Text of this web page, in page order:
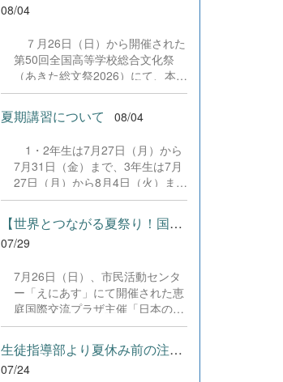
08/04
７月26日（日）から開催された
第50回全国高等学校総合文化祭
（あきた総文祭2026）にて、本校
演劇部が「優良賞」及び「舞台美
術賞」を受賞いたしました。大会
当日は、本校の部員たちもこれま
分に発揮し、堂々と舞台に立ちま
した。緊張感のある全国の舞台に
おいて、一人一人が役割を果た
し、心を込めた演技と表現を披露
することができました。 また、
今回の全国大会出場にあたり、多
ました企業の皆様、ならびに心温
まるご寄付や温かいご声援を寄せ
てくださった地域の皆様方に、心
より感謝申し上げます。皆様から
な励みとなり、全国の舞台で最高
のパフォーマンスと演技を届ける
夏期講習について 08/04
1・2年生は7月27日（月）から
7月31日（金）まで、3年生は7月
27日（月）から8月4日（火）まで
の日程で、それぞれ学習に取り組
みました。多くの生徒が意欲的に
参加し、これまでの学習内容の復
習や発展的な内容、受験に向けた
られました。夏期講習で身に付け
た学習習慣や知識を、今後の学校
生活や学習に生かし、一人一人が
さらなる成長につなげてくれるこ
とを期待しています。 &nbsp;
【世界とつながる夏祭り！国際教養科の生徒が多文化共生ボランテ...
07/29
7月26日（日）、市民活動センタ
ー「えにあす」にて開催された恵
庭国際交流プラザ主催「日本の夏
祭り体験」に、本校国際教養科の
生徒6名がボランティアとして参
加しました！ 会場にはウクライ
ナ、ネパール、アフガニスタンな
生徒指導部より夏休み前の注意事項
07/24